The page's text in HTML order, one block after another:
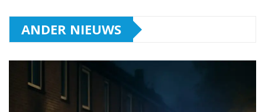
ANDER NIEUWS